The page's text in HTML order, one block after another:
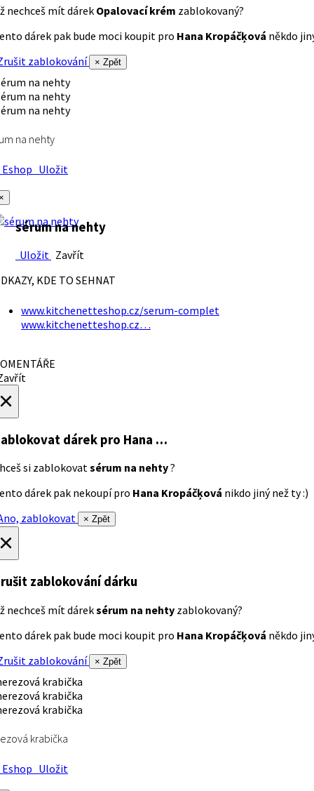
nechceš mít dárek Opalovací krém zablokovaný?
dárek pak bude moci koupit pro Hana Kropáčķová někdo
zablokování
× Zpět
na nehty
Uložit
sérum na nehty
Uložit Zavřít
KDE TO SEHNAT
www.kitchenetteshop.cz/serum-complet
www.kitchenetteshop.cz…
dárek pro Hana …
si zablokovatsérum na nehty?
dárek pak nekoupí pro Hana Kropáčķová nikdo jiný než ty :)
zablokovat
× Zpět
zablokování dárku
nechceš mít dáreksérum na nehty zablokovaný?
dárek pak bude moci koupit pro Hana Kropáčķová někdo
zablokování
× Zpět
krabička
Uložit